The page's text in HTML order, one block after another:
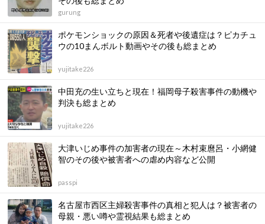
gurung
ポケモンショックの原因＆死者や後遺症は？ピカチュ
ウの10まんボルト動画やその後も総まとめ
yujitake226
中田充の生い立ちと現在！福岡母子殺害事件の動機や
判決も総まとめ
yujitake226
大津いじめ事件の加害者の現在～木村束麿呂・小網健
智のその後や被害者への虐め内容など公開
passpi
名古屋市西区主婦殺害事件の真相と犯人は？被害者の
母親・悪い噂や霊視結果も総まとめ